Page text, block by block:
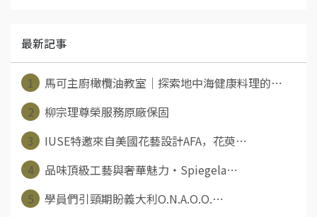
最新記事
1
馬可主廚橄欖油教室｜探索地中海健康料理的⋯
2
柳宗理尊榮服務原廠保固
3
IUSE特邀來自美國花藝設計AFA，花萸⋯
4
品味頂級工藝與奢華魅力‧Spiegela⋯
5
學員們引頸期盼義大利O.N.A.O.O.⋯